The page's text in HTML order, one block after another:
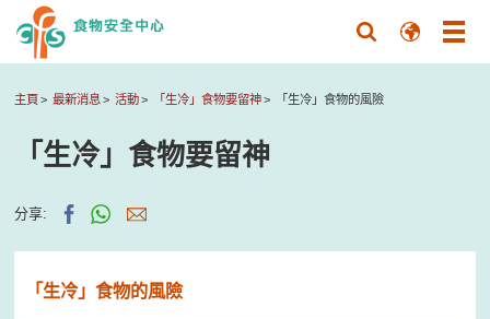
主頁 最新消息 活動 「生冷」食物要留神 「生冷」食物的風險
「生冷」食物要留神
分享:
「生冷」食物的風險